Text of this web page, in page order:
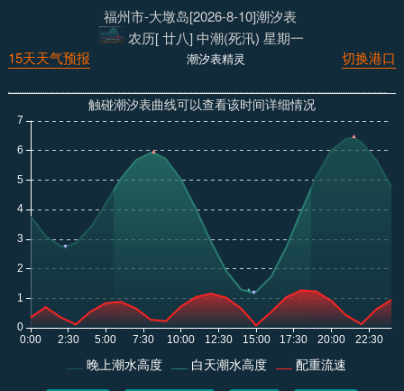
福州市-大墩岛[2026-8-10]潮汐表
农历[ 廿八] 中潮(死汛) 星期一
切换港口
潮汐表精灵
15天天气预报
触碰潮汐表曲线可以查看该时间详细情况
晚上潮水高度 白天潮水高度 配重流速